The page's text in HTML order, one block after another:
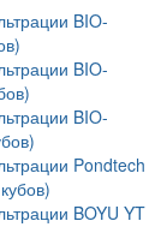
BIO-
BIO-
BIO-
Pondtech
BOYU YT